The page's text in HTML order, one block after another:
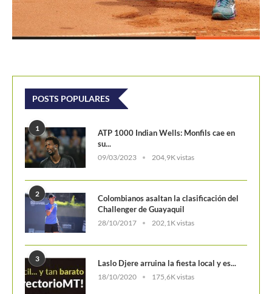
POSTS POPULARES
1
ATP 1000 Indian Wells: Monfils cae en
su...
2
Colombianos asaltan la clasificación del
Challenger de Guayaquil
3 Laslo Djere arruina la fiesta local y es...